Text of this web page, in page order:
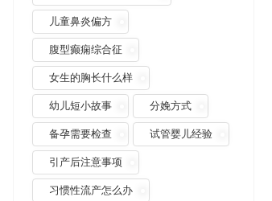
儿童鼻炎偏方
腹型癫痫综合征
女生的胸长什么样
幼儿短小故事 分娩方式
备孕需要检查 试管婴儿经验
引产后注意事项
习惯性流产怎么办